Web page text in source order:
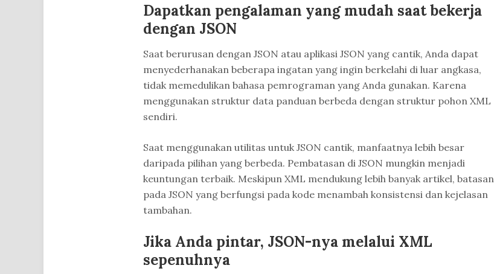
Dapatkan pengalaman yang mudah saat bekerja
dengan JSON
Saat berurusan dengan JSON atau aplikasi JSON yang cantik, Anda dapat
menyederhanakan beberapa ingatan yang ingin berkelahi di luar angkasa,
tidak memedulikan bahasa pemrograman yang Anda gunakan. Karena
menggunakan struktur data panduan berbeda dengan struktur pohon XML
sendiri.
Saat menggunakan utilitas untuk JSON cantik, manfaatnya lebih besar
daripada pilihan yang berbeda. Pembatasan di JSON mungkin menjadi
keuntungan terbaik. Meskipun XML mendukung lebih banyak artikel, batasan
pada JSON yang berfungsi pada kode menambah konsistensi dan kejelasan
tambahan.
Jika Anda pintar, JSON-nya melalui XML
sepenuhnya